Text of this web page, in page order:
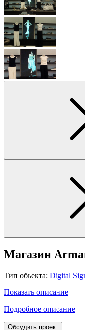
Магазин
Тип объекта: Digital
Показать описание
Подробное описание
Обсудить проект